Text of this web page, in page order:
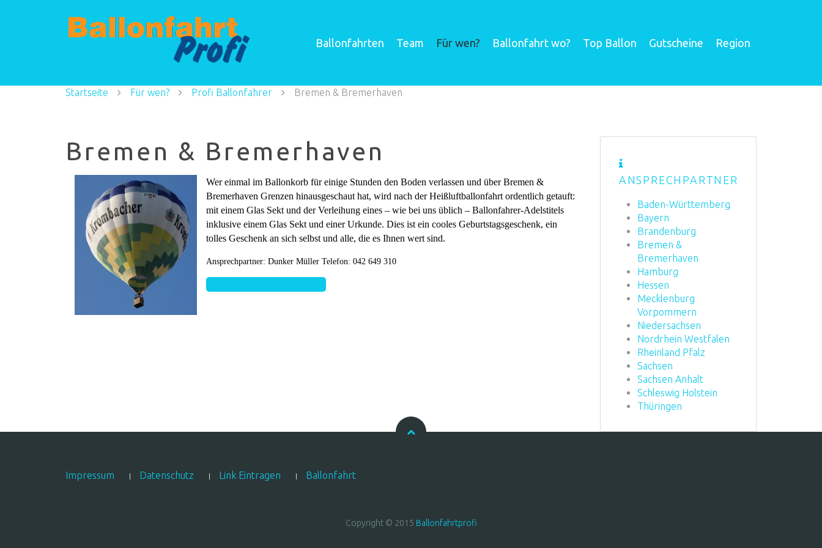
Ballonfahrten Team Für wen? Ballonfahrt wo? Top Ballon Gutscheine Region
Startseite Für wen? Profi Ballonfahrer Bremen & Bremerhaven
Bremen & Bremerhaven
Wer einmal im Ballonkorb für einige Stunden den Boden verlassen und über Bremen &
Bremerhaven Grenzen hinausgeschaut hat, wird nach der Heißluftballonfahrt ordentlich getauft:
mit einem Glas Sekt und der Verleihung eines – wie bei uns üblich – Ballonfahrer-Adelstitels
inklusive einem Glas Sekt und einer Urkunde. Dies ist ein cooles Geburtstagsgeschenk, ein
tolles Geschenk an sich selbst und alle, die es Ihnen wert sind.
Ansprechpartner: Dunker Müller Telefon: 042 649 310
ANSPRECHPARTNER
Baden-Württemberg
Bayern
Brandenburg
Bremen &
Bremerhaven
Hamburg
Hessen
Mecklenburg
Vorpommern
Niedersachsen
Nordrhein Westfalen
Rheinland Pfalz
Sachsen
Sachsen Anhalt
Schleswig Holstein
Thüringen
Impressum Datenschutz Link Eintragen Ballonfahrt
Copyright © 2015 Ballonfahrtprofi